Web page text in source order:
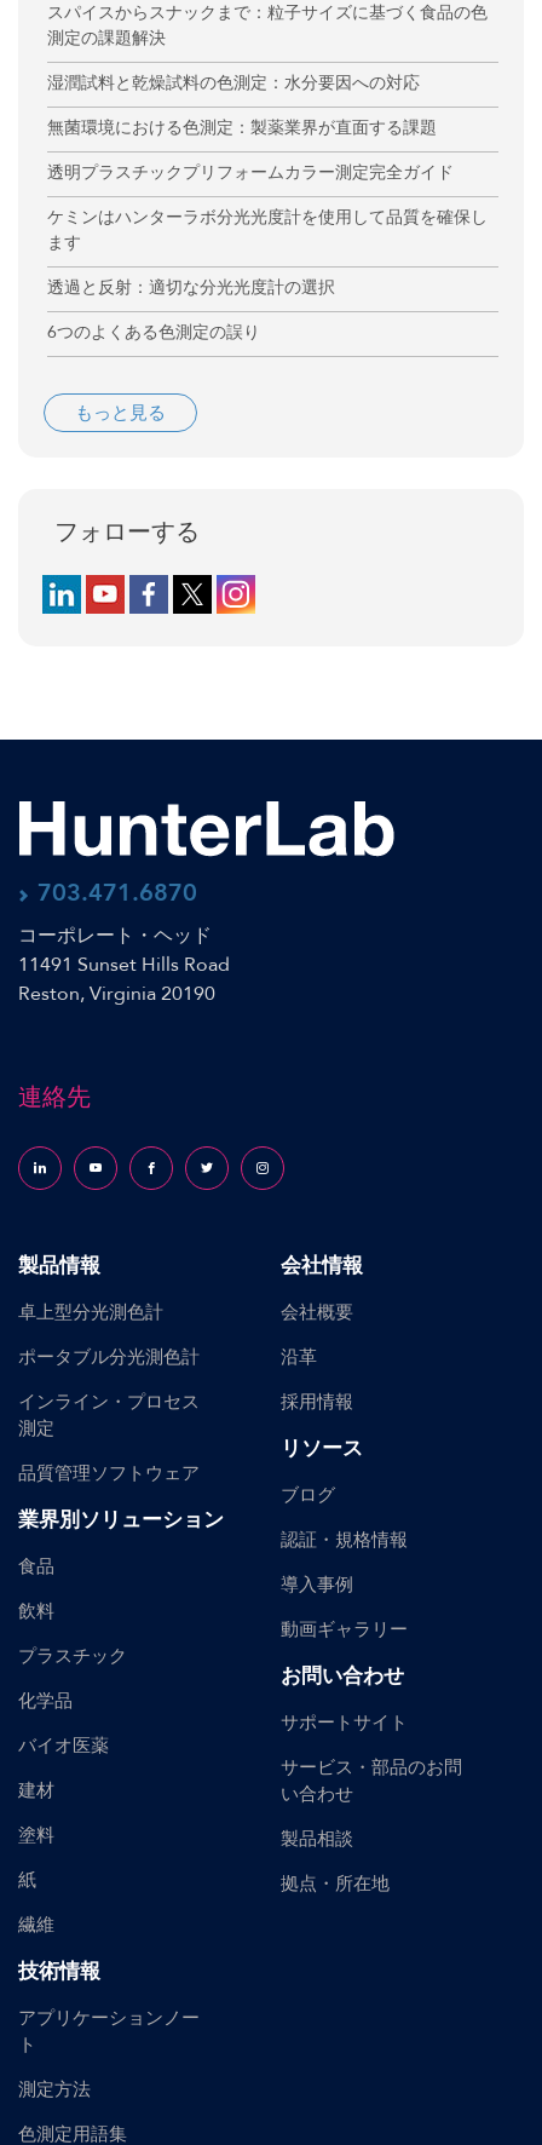
スパイスからスナックまで：粒子サイズに基づく食品の色
測定の課題解決
湿潤試料と乾燥試料の色測定：水分要因への対応
無菌環境における色測定：製薬業界が直面する課題
透明プラスチックプリフォームカラー測定完全ガイド
ケミンはハンターラボ分光光度計を使用して品質を確保し
ます
透過と反射：適切な分光光度計の選択
6つのよくある色測定の誤り
もっと見る
フォローする
Follow us on LinkedIn
Follow us on YouTube
Follow us on Facebook
Follow us on X (formerly Twitter)
Follow us on Instagram
703.471.6870
コーポレート・ヘッド
11491 Sunset Hills Road
Reston, Virginia 20190
連絡先
Follow us on LinkedInFollow us on YouTubeFollow us on Facebook
Follow us on X (formerly Twitter)
Follow us on Instagram
製品情報
卓上型分光測色計
ポータブル分光測色計
インライン・プロセス
測定
品質管理ソフトウェア
業界別ソリューション
食品
飲料
プラスチック
化学品
バイオ医薬
建材
塗料
紙
繊維
技術情報
アプリケーションノー
ト
測定方法
色測定用語集
会社情報
会社概要
沿革
採用情報
リソース
ブログ
認証・規格情報
導入事例
動画ギャラリー
お問い合わせ
サポートサイト
サービス・部品のお問
い合わせ
製品相談
拠点・所在地